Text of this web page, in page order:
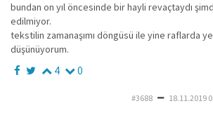
bundan on yıl öncesinde bir hayli revaçtaydı
edilmiyor.
tekstilin zamanaşımı döngüsü ile yine raflarda
düşünüyorum.
4 0
#3688 18.11.2019